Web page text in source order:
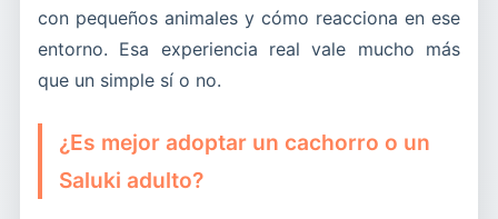
con pequeños animales y cómo reacciona en ese
entorno. Esa experiencia real vale mucho más
que un simple sí o no.
¿Es mejor adoptar un cachorro o un
Saluki adulto?